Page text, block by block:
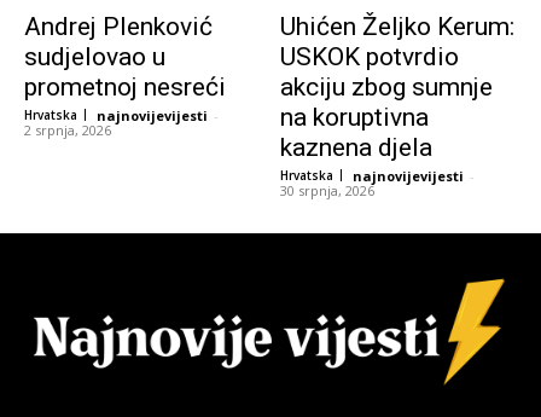
Andrej Plenković
sudjelovao u
prometnoj nesreći
Hrvatska najnovijevijesti -
2 srpnja, 2026
Uhićen Željko Kerum:
USKOK potvrdio
akciju zbog sumnje
na koruptivna
kaznena djela
Hrvatska najnovijevijesti -
30 srpnja, 2026